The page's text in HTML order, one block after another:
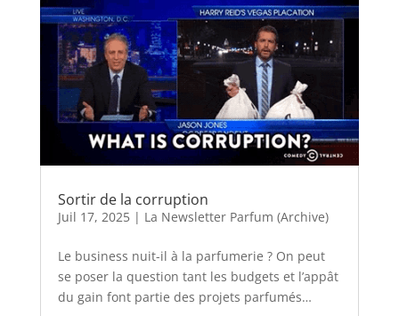
Sortir de la corruption
Juil 17, 2025| La Newsletter Parfum (Archive)
Le business nuit-il à la parfumerie ? On peut
se poser la question tant les budgets et l’appât
du gain font partie des projets parfumés…